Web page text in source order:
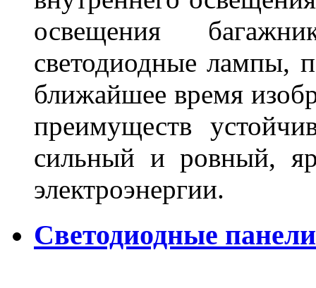
освещения
светодиодные лампы,
ближайшее время
преимуществ
сильный и ровный,
электроэнергии.
Светодиодные